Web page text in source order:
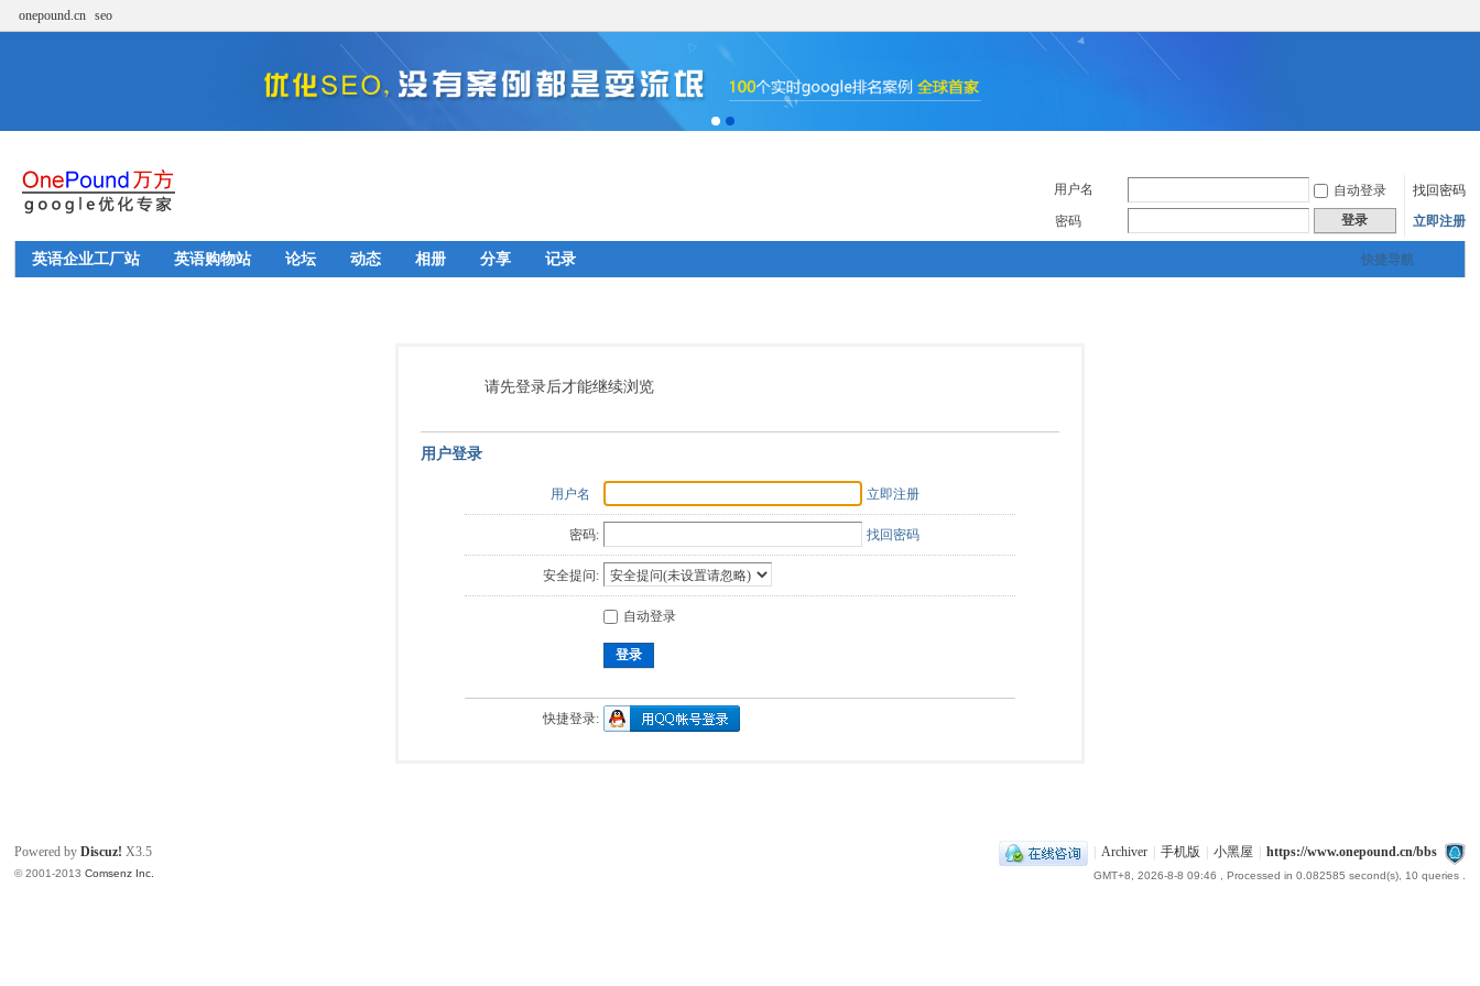
onepound.cn seo
用户名 自动登录
找回密码
密码
登录 立即注册
快捷导航
英语企业工厂站 英语购物站 论坛 动态 相册 分享 记录
请先登录后才能继续浏览
用户登录
用户名 立即注册
密码: 找回密码
安全提问:
自动登录
登录
快捷登录:
Archiver 手机版 小黑屋 https://www.onepound.cn/bbs
GMT+8, 2026-8-8 09:46 , Processed in 0.082585 second(s), 10 queries .
Powered byDiscuz! X3.5
© 2001-2013Comsenz Inc.